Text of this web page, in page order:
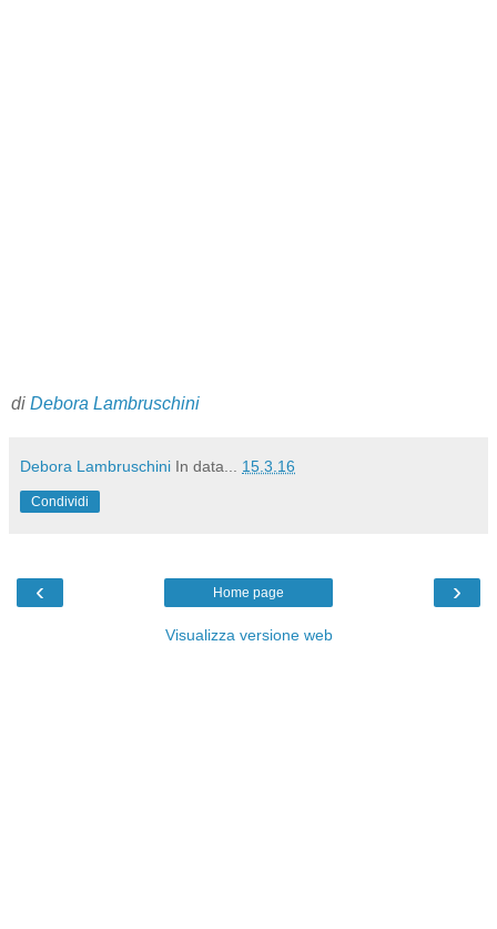
di Debora Lambruschini
Debora Lambruschini In data... 15.3.16
Condividi
‹ ›
Home page
Visualizza versione web